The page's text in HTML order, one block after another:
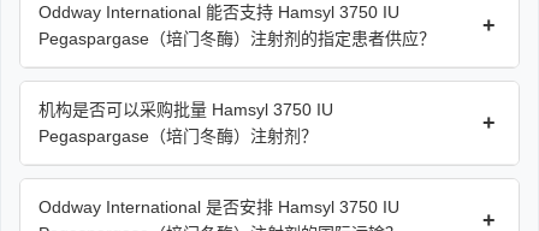
Oddway International 能否支持 Hamsyl 3750 IU
Pegaspargase（培门冬酶）注射剂的指定患者供应？
+
机构是否可以采购批量 Hamsyl 3750 IU
Pegaspargase（培门冬酶）注射剂？
+
Oddway International 是否安排 Hamsyl 3750 IU
+